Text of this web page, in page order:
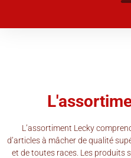
L’assortiment Lecky
d’articles à mâcher de qualité
et de toutes races. Les produits